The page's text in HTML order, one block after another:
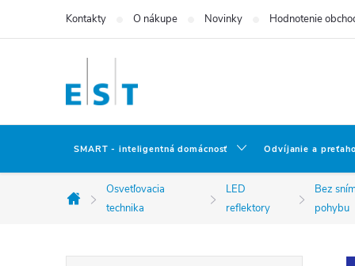
Kontakty O nákupe Novinky Hodnotenie
SMART - inteligentná domácnosť Odvíjanie a
Domov
Osvetľovacia
technika
LED
reflektory
Bez
pohybu